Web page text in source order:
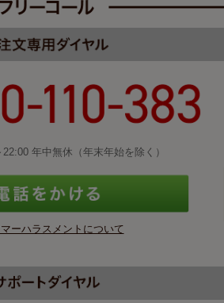
年中無休（年末年始を除く）
ーハラスメントについて